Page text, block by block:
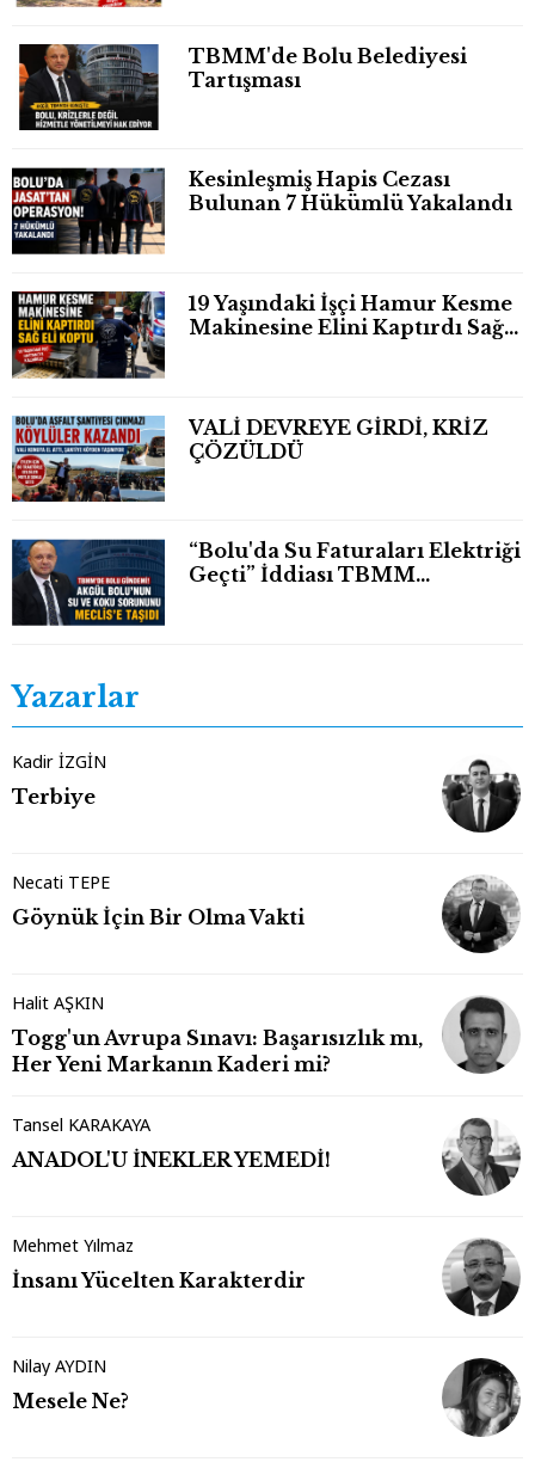
TBMM'de Bolu Belediyesi
Tartışması
Kesinleşmiş Hapis Cezası
Bulunan 7 Hükümlü Yakalandı
19 Yaşındaki İşçi Hamur Kesme
Makinesine Elini Kaptırdı Sağ
VALİ DEVREYE GİRDİ, KRİZ
ÇÖZÜLDÜ
“Bolu'da Su Faturaları Elektriği
Geçti” İddiası TBMM
Yazarlar
Kadir İZGİN
Terbiye
Necati TEPE
Göynük İçin Bir Olma Vakti
Halit AŞKIN
Togg'un Avrupa Sınavı: Başarısızlık mı,
Her Yeni Markanın Kaderi mi?
Tansel KARAKAYA
ANADOL'U İNEKLER YEMEDİ!
Mehmet Yılmaz
İnsanı Yücelten Karakterdir
Nilay AYDIN
Mesele Ne?